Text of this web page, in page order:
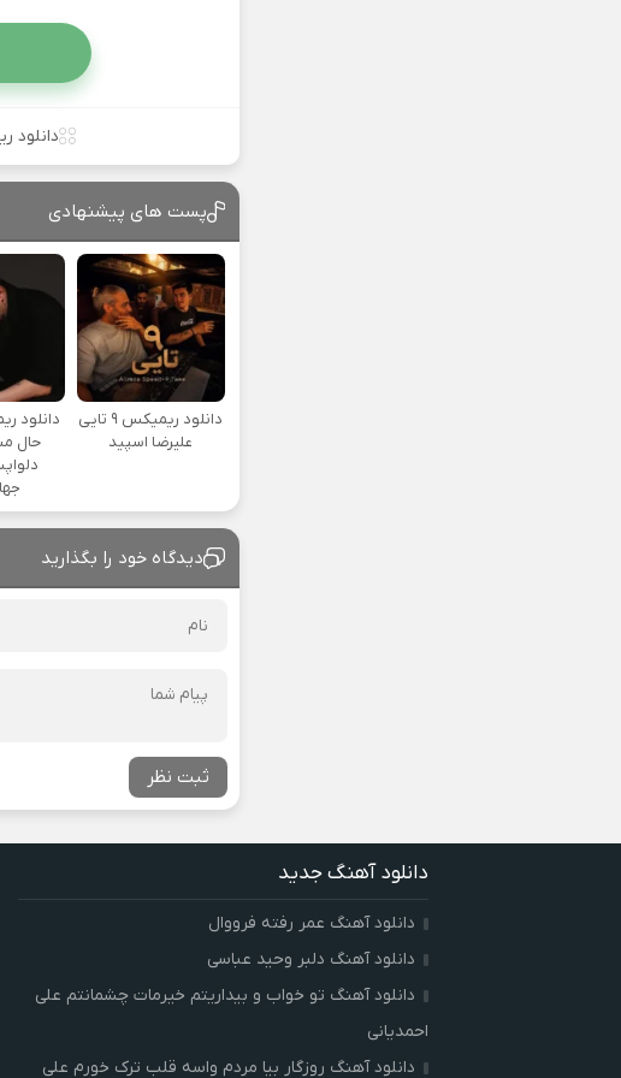
دانلود
پست های پیشنهادی
دانلود ریمیکس ۹ تایی
علیرضا اسپید
دانلود
حال
دیدگاه خود را بگذارید
ثبت نظر
دانلود آهنگ جدید
دانلود آهنگ عمر رفته فرووال
دانلود آهنگ دلبر وحید عباسی
دانلود آهنگ تو خواب و بیداریتم خیرمات چشمانتم علی
احمدیانی
دانلود آهنگ روزگار بیا مردم واسه قلب ترک خورم علی